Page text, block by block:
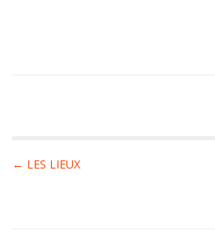
P
← LES LIEUX